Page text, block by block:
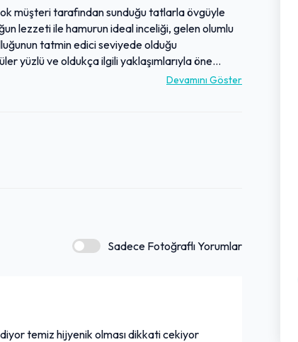
müşteri tarafından sunduğu tatlarla övgüyle
lezzeti ile hamurun ideal inceliği, gelen olumlu
tatmin edici seviyede olduğu
yüzlü ve oldukça ilgili yaklaşımlarıyla öne
tutumu, misafirlerin memnuniyetiniDevamını Göster
Sadece Fotoğraflı Yorumlar
temiz hijyenik olması dikkati cekiyor